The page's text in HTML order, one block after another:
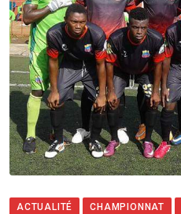
ACTUALITÉ CHAMPIONNAT